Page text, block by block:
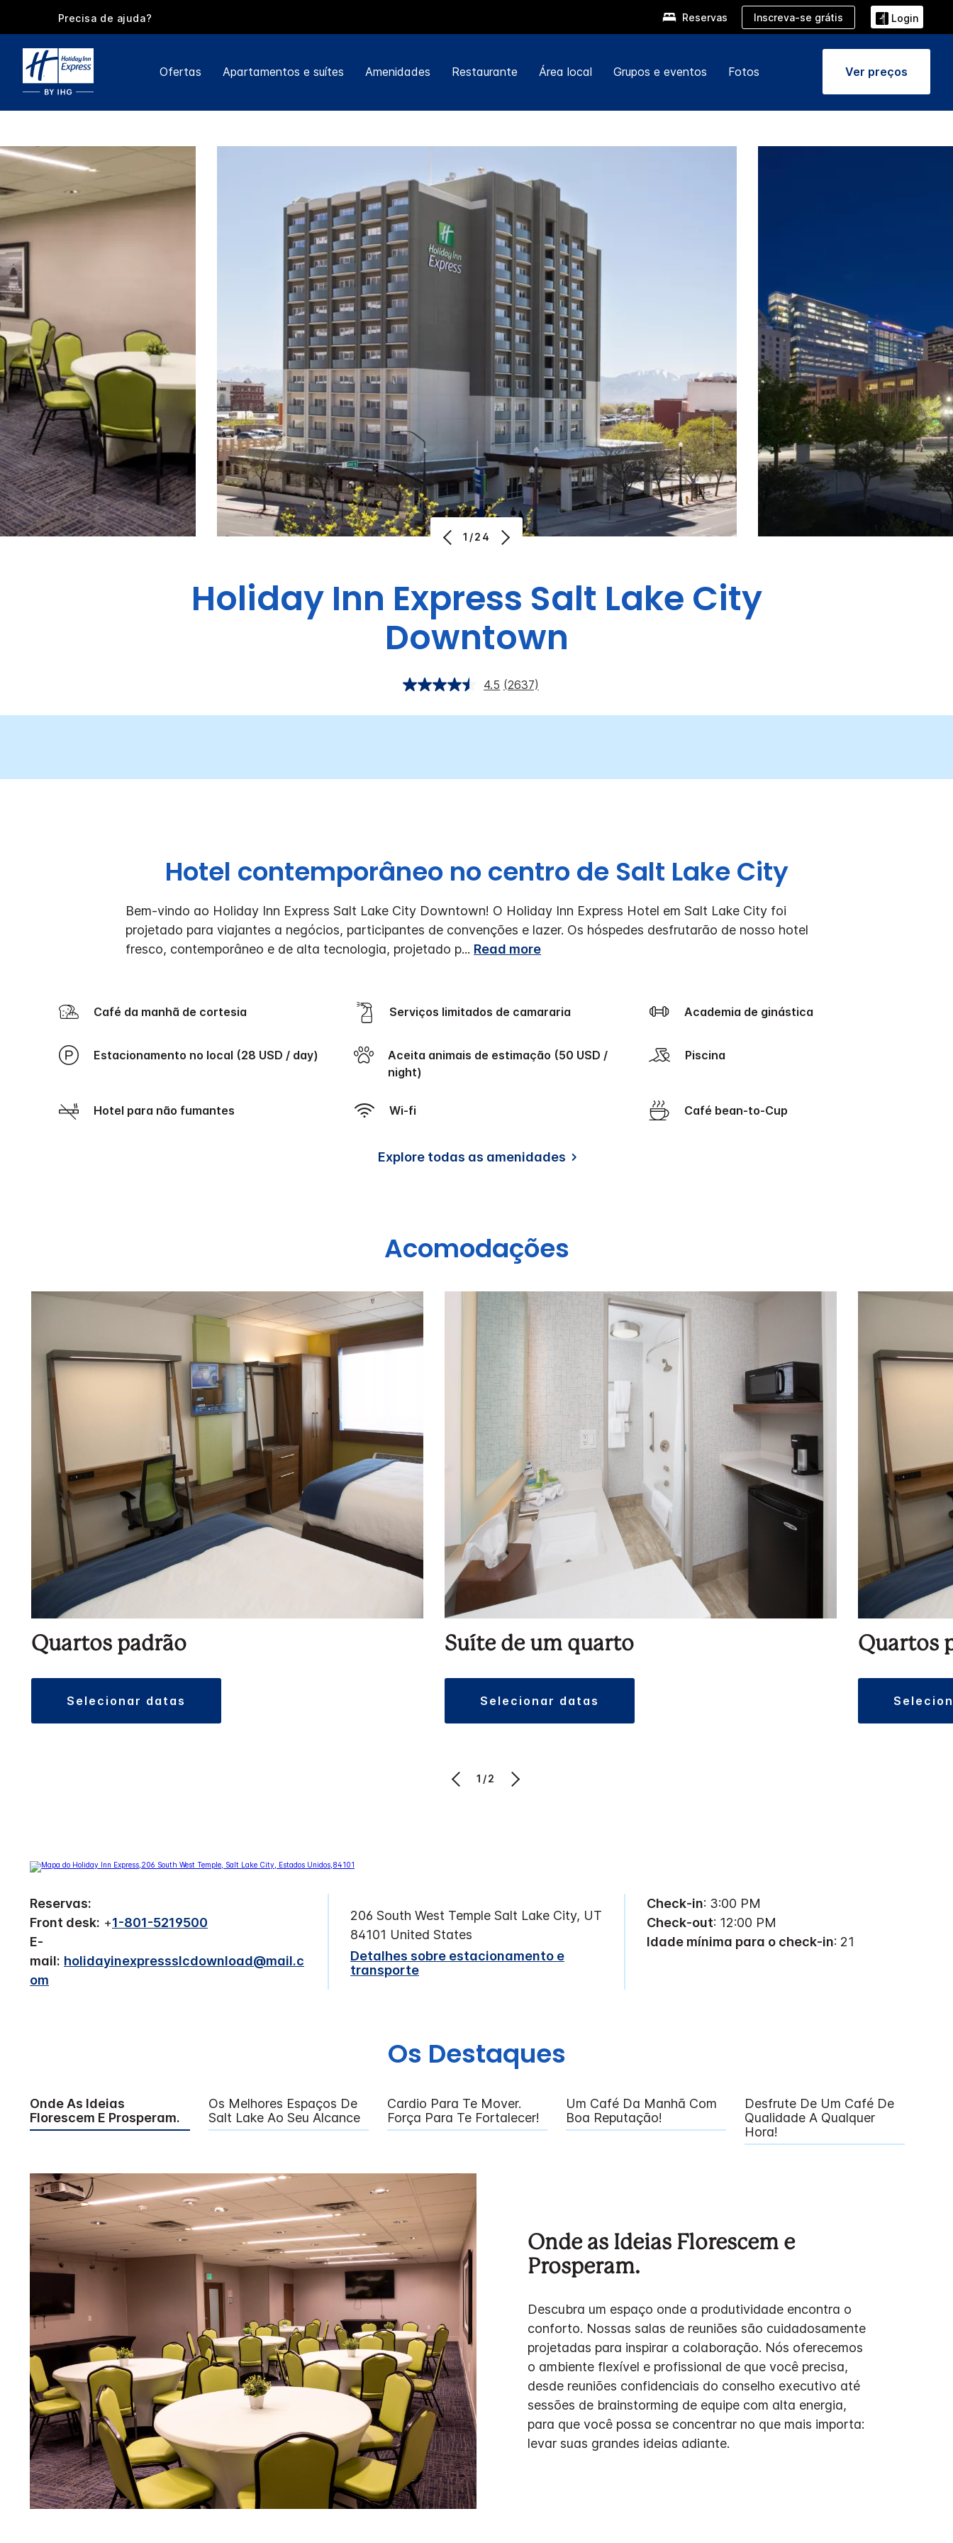
Precisa de ajuda? Reservas Inscreva-se grátis Login
Ofertas Apartamentos e suítes Amenidades Restaurante Área local Grupos e eventos Fotos Ver preços
1/24
Holiday Inn Express Salt Lake City
Downtown
4.5 (2637)
Hotel contemporâneo no centro de Salt Lake City
Bem-vindo ao Holiday Inn Express Salt Lake City Downtown! O Holiday Inn Express Hotel em Salt Lake City foi
projetado para viajantes a negócios, participantes de convenções e lazer. Os hóspedes desfrutarão de nosso hotel
fresco, contemporâneo e de alta tecnologia, projetado p... Read more
Café da manhã de cortesia Serviços limitados de camararia Academia de ginástica
Estacionamento no local (28 USD / day)
Aceita animais de estimação (50 USD /
night)
Piscina
Hotel para não fumantes Wi-fi Café bean-to-Cup
Explore todas as amenidades
Acomodações
Quartos padrão
selecionar datas
Suíte de um quarto
selecionar datas
Quartos
1/2
Reservas:
Front desk: +1-801-5219500
E-
mail: holidayinexpressslcdownload@mail.c
om
206 South West Temple Salt Lake City, UT
84101 United States
Detalhes sobre estacionamento e
transporte
Check-in: 3:00 PM
Check-out: 12:00 PM
Idade mínima para o check-in: 21
Os Destaques
Onde As Ideias
Florescem E Prosperam.
Os Melhores Espaços De
Salt Lake Ao Seu Alcance
Cardio Para Te Mover.
Força Para Te Fortalecer!
Um Café Da Manhã Com
Boa Reputação!
Desfrute De Um Café De
Qualidade A Qualquer
Hora!
Onde as Ideias Florescem e
Prosperam.
Descubra um espaço onde a produtividade encontra o
conforto. Nossas salas de reuniões são cuidadosamente
projetadas para inspirar a colaboração. Nós oferecemos
o ambiente flexível e profissional de que você precisa,
desde reuniões confidenciais do conselho executivo até
sessões de brainstorming de equipe com alta energia,
para que você possa se concentrar no que mais importa:
levar suas grandes ideias adiante.